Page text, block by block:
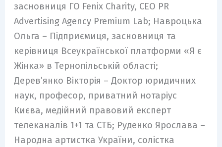
засновниця ГО Fenix Charity, CEO PR
Advertising Agency Premium Lab; Навроцька
Ольга – Підприємиця, засновниця та
керівниця Всеукраїнської платформи «Я є
Жінка» в Тернопільській області;
Дерев’янко Вікторія – Доктор юридичних
наук, професор, приватний нотаріус
Києва, медійний правовий експерт
телеканалів 1+1 та СТБ; Руденко Ярослава –
Народна артистка України, солістка